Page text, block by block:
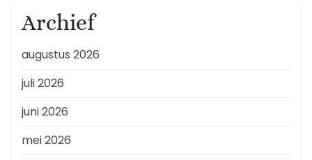
Archief
augustus 2026
juli 2026
juni 2026
mei 2026